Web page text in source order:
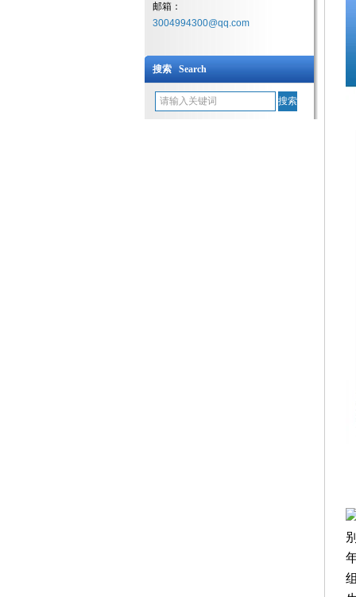
邮箱：
3004994300@qq.com
搜索 Search